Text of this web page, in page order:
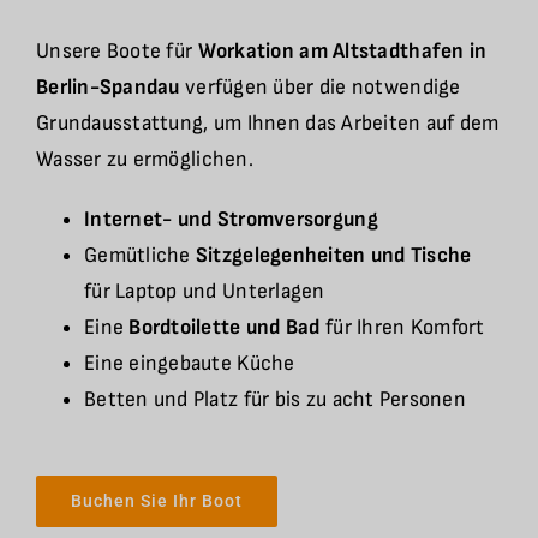
Unsere Boote für Workation am Altstadthafen in
Berlin-Spandau verfügen über die notwendige
Grundausstattung, um Ihnen das Arbeiten auf dem
Wasser zu ermöglichen.
Internet- und Stromversorgung
Gemütliche Sitzgelegenheiten und Tische
für Laptop und Unterlagen
Eine Bordtoilette und Bad für Ihren Komfort
Eine eingebaute Küche
Betten und Platz für bis zu acht Personen
Buchen Sie Ihr Boot